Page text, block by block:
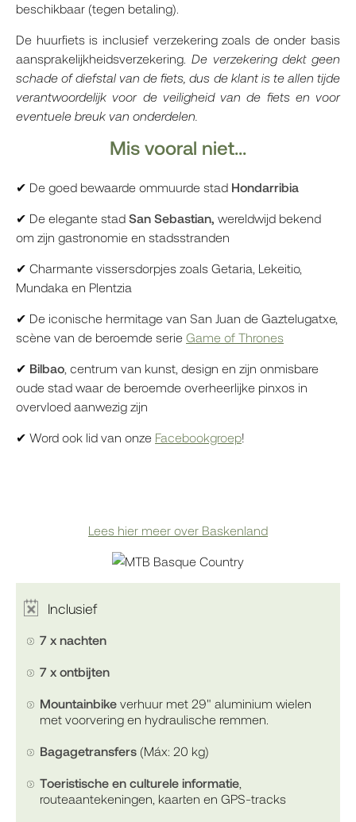
beschikbaar (tegen betaling).
De huurfiets is inclusief verzekering zoals de onder basis
aansprakelijkheidsverzekering. De verzekering dekt geen
schade of diefstal van de fiets, dus de klant is te allen tijde
verantwoordelijk voor de veiligheid van de fiets en voor
eventuele breuk van onderdelen.
Mis vooral niet...
✔ De goed bewaarde ommuurde stad Hondarribia
✔ De elegante stad San Sebastian, wereldwijd bekend
om zijn gastronomie en stadsstranden
✔ Charmante vissersdorpjes zoals Getaria, Lekeitio,
Mundaka en Plentzia
✔ De iconische hermitage van San Juan de Gaztelugatxe,
scène van de beroemde serie Game of Thrones
✔ Bilbao , centrum van kunst, design en zijn onmisbare
oude stad waar de beroemde overheerlijke pinxos in
overvloed aanwezig zijn
✔ Word ook lid van onze Facebookgroep!
Lees hier meer over Baskenland
Inclusief
7 x nachten
7 x ontbijten
Mountainbike verhuur met 29" aluminium wielen
met voorvering en hydraulische remmen.
Bagagetransfers (Máx: 20 kg)
Toeristische en culturele informatie
routeaantekeningen, kaarten en GPS-tracks